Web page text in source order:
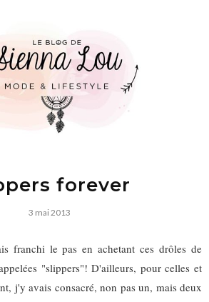
forever
3 mai 2013
franchi le pas en achetant ces drôles de
"slippers"! D'ailleurs, pour celles et
j'y avais consacré, non pas un, mais deux